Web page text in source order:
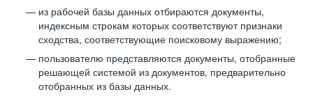
из рабочей базы данных отбираются документы,
индексным строкам которых соответствуют признаки
сходства, соответствующие поисковому выражению;
пользователю представляются документы, отобранные
решающей системой из документов, предварительно
отобранных из базы данных.